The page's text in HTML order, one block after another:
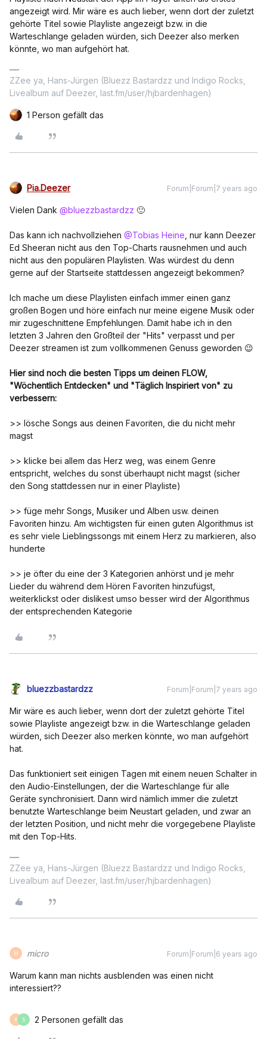
angezeigt wird. Mir wäre es auch lieber, wenn dort der zuletzt
gehörte Titel sowie Playliste angezeigt bzw. in die
Warteschlange geladen würden, sich Deezer also merken
könnte, wo man aufgehört hat.
ZZee ya, Hans-Jürgen (Bluezz Bastardzz und Indigo Rocks,
Livealbum auf Deezer, last.fm/user/hjbardenhagen)
1 Person gefällt das
Pia.Deezer Forum|Forum|7 years ago
Vielen Dank @bluezzbastardzz 🙂
Das kann ich nachvollziehen @Tobias Heine , nur kann Deezer
Ed Sheeran nicht aus den Top-Charts rausnehmen und auch
nicht aus den populären Playlisten. Was würdest du denn
gerne auf der Startseite stattdessen angezeigt bekommen?
Ich mache um diese Playlisten einfach immer einen ganz
großen Bogen und höre einfach nur meine eigene Musik oder
mir zugeschnittene Empfehlungen. Damit habe ich in den
letzten 3 Jahren den Großteil der "Hits" verpasst und per
Deezer streamen ist zum vollkommenen Genuss geworden 😉
Hier sind noch die besten Tipps um deinen FLOW,
"Wöchentlich Entdecken" und "Täglich Inspiriert von" zu
verbessern:
>> lösche Songs aus deinen Favoriten, die du nicht mehr
magst
>> klicke bei allem das Herz weg, was einem Genre
entspricht, welches du sonst überhaupt nicht magst (sicher
den Song stattdessen nur in einer Playliste)
>> füge mehr Songs, Musiker und Alben usw. deinen
Favoriten hinzu. Am wichtigsten für einen guten Algorithmus ist
es sehr viele Lieblingssongs mit einem Herz zu markieren, also
hunderte
>> je öfter du eine der 3 Kategorien anhörst und je mehr
Lieder du während dem Hören Favoriten hinzufügst,
weiterklickst oder dislikest umso besser wird der Algorithmus
der entsprechenden Kategorie
bluezzbastardzz Forum|Forum|7 years ago
Mir wäre es auch lieber, wenn dort der zuletzt gehörte Titel
sowie Playliste angezeigt bzw. in die Warteschlange geladen
würden, sich Deezer also merken könnte, wo man aufgehört
hat.
Das funktioniert seit einigen Tagen mit einem neuen Schalter in
den Audio-Einstellungen, der die Warteschlange für alle
Geräte synchronisiert. Dann wird nämlich immer die zuletzt
benutzte Warteschlange beim Neustart geladen, und zwar an
der letzten Position, und nicht mehr die vorgegebene Playliste
mit den Top-Hits.
ZZee ya, Hans-Jürgen (Bluezz Bastardzz und Indigo Rocks,
Livealbum auf Deezer, last.fm/user/hjbardenhagen)
M micro Forum|Forum|6 years ago
Warum kann man nichts ausblenden was einen nicht
interessiert??
K S 2 Personen gefällt das